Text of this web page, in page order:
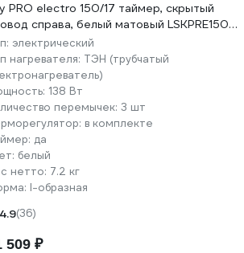
PRO electro 150/17 таймер, скрытый
справа, белый матовый LSKPRE150-
электрический
нагревателя: ТЭН (трубчатый
138 Вт
перемычек: 3 шт
в комплекте
да
белый
нетто: 7.2 кг
I-образная
4.9(36)
509 ₽